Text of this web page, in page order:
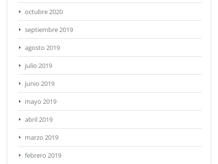
octubre 2020
septiembre 2019
agosto 2019
julio 2019
junio 2019
mayo 2019
abril 2019
marzo 2019
febrero 2019